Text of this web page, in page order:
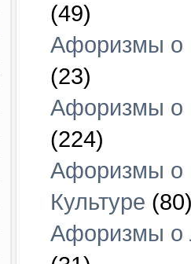
(49)
Афоризмы о
(23)
Афоризмы о
(224)
Афоризмы о
Культуре
Афоризмы о